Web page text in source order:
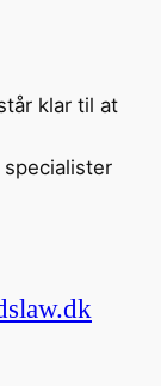
klar til at